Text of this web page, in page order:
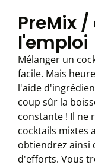
PreMix
l'emploi
Mélanger un
facile. Mais
l'aide
coup sûr la
constante ! Il ne
cocktails mixtes
obtiendrez ainsi
d'efforts. Vous